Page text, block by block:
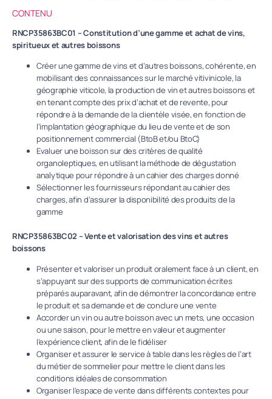
CONTENU
RNCP35863BC01 – Constitution d’une gamme et achat de vins,
spiritueux et autres boissons
Créer une gamme de vins et d’autres boissons, cohérente, en
mobilisant des connaissances sur le marché vitivinicole, la
géographie viticole, la production de vin et autres boissons et
en tenant compte des prix d’achat et de revente, pour
répondre à la demande de la clientèle visée, en fonction de
l’implantation géographique du lieu de vente et de son
positionnement commercial (BtoB et/ou BtoC)
Evaluer une boisson sur des critères de qualité
organoleptiques, en utilisant la méthode de dégustation
analytique pour répondre à un cahier des charges donné
Sélectionner les fournisseurs répondant au cahier des
charges, afin d’assurer la disponibilité des produits de la
gamme
RNCP35863BC02 – Vente et valorisation des vins et autres
boissons
Présenter et valoriser un produit oralement face à un client, en
s’appuyant sur des supports de communication écrites
préparés auparavant, afin de démontrer la concordance entre
le produit et sa demande et de conclure une vente
Accorder un vin ou autre boisson avec un mets, une occasion
ou une saison, pour le mettre en valeur et augmenter
l’expérience client, afin de le fidéliser
Organiser et assurer le service à table dans les règles de l’art
du métier de sommelier pour mettre le client dans les
conditions idéales de consommation
Organiser l’espace de vente dans différents contextes pour